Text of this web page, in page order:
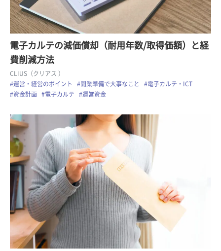
電子カルテの減価償却（耐用年数/取得価額）と経
費削減方法
CLIUS（クリアス ）
#運営・経営のポイント
#開業準備で大事なこと
#電子カルテ・ICT
#資金計画
#電子カルテ #運営資金